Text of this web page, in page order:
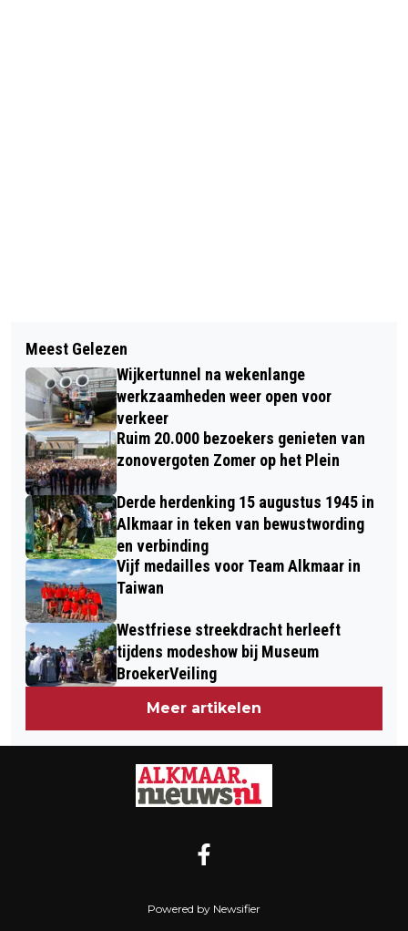
KEUZE VOOR NATIONAAL CONGRES
EVENEMENTEN VALT OP ALKMAAR
PIET LONT KUNSTENAAR VAN DE
MAAND APRIL BIJ HORTUS ALKMAAR
Meest Gelezen
Wijkertunnel na wekenlange
werkzaamheden weer open voor
verkeer
Ruim 20.000 bezoekers genieten van
zonovergoten Zomer op het Plein
Derde herdenking 15 augustus 1945 in
Alkmaar in teken van bewustwording
en verbinding
Vijf medailles voor Team Alkmaar in
Taiwan
Westfriese streekdracht herleeft
tijdens modeshow bij Museum
BroekerVeiling
Meer artikelen
Powered by Newsifier